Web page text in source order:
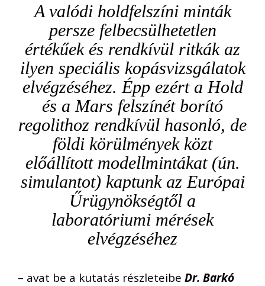
A valódi holdfelszíni minták
persze felbecsülhetetlen
értékűek és rendkívül ritkák az
ilyen speciális kopásvizsgálatok
elvégzéséhez. Épp ezért a Hold
és a Mars felszínét borító
regolithoz rendkívül hasonló, de
földi körülmények közt
előállított modellmintákat (ún.
simulantot) kaptunk az Európai
Űrügynökségtől a
laboratóriumi mérések
elvégzéséhez
– avat be a kutatás részleteibe Dr. Barkó